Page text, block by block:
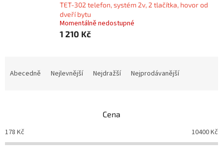
TET-302 telefon, systém 2v, 2 tlačítka, hovor od
dveří bytu
Momentálně nedostupné
1 210 Kč
p
Abecedně Nejlevnější Nejdražší Nejprodávanější
Cena
178 Kč 10400Kč